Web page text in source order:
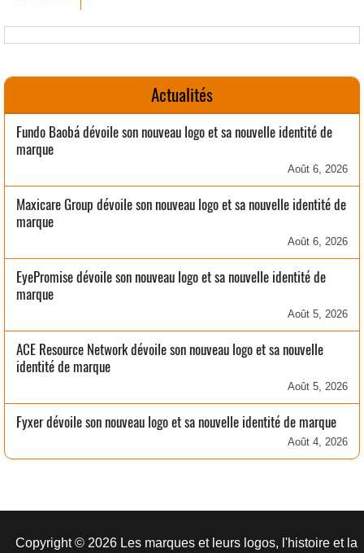
Actualités
Fundo Baobá dévoile son nouveau logo et sa nouvelle identité de
marque
Août 6, 2026
Maxicare Group dévoile son nouveau logo et sa nouvelle identité de
marque
Août 6, 2026
EyePromise dévoile son nouveau logo et sa nouvelle identité de
marque
Août 5, 2026
ACE Resource Network dévoile son nouveau logo et sa nouvelle
identité de marque
Août 5, 2026
Fyxer dévoile son nouveau logo et sa nouvelle identité de marque
Août 4, 2026
Copyright © 2026 Les marques et leurs logos, l'histoire et la